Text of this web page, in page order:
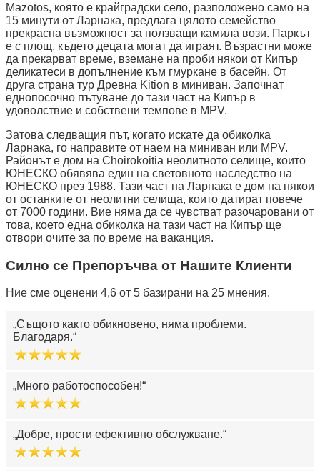
Mazotos, която е крайградски село, разположено само на
15 минути от Ларнака, предлага цялото семейство
прекрасна възможност за ползващи камила вози. Паркът
е с площ, където децата могат да играят. Възрастни може
да прекарват време, вземане на проби някои от Кипър
деликатеси в допълнение към гмуркане в басейн. От
друга страна тур Древна Kition в миниван. Започнат
еднопосочно пътуване до тази част на Кипър в
удоволствие и собствени темпове в MPV.
Затова следващия път, когато искате да обиколка
Ларнака, го направите от наем на миниван или MPV.
Районът е дом на Choirokoitia неолитното селище, които
ЮНЕСКО обявява един на световното наследство на
ЮНЕСКО през 1988. Тази част на Ларнака е дом на някои
от останките от неолитни селища, които датират повече
от 7000 години. Вие няма да се чувстват разочаровани от
това, което една обиколка на тази част на Кипър ще
отвори очите за по време на ваканция.
Силно се Препоръчва от Нашите Клиенти
Ние сме оценени 4,6 от 5 базирани на 25 мнения.
Същото както обикновено, няма проблеми.
Благодаря.
Много работоспособен!
Добре, прости ефективно обслужване.